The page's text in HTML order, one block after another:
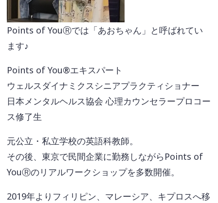
Points of YouⓇでは「あおちゃん」と呼ばれてい
ます♪
Points of You®エキスパート
ウェルスダイナミクスシニアプラクティショナー
日本メンタルヘルス協会 心理カウンセラープロコー
ス修了生
元公立・私立学校の英語科教師。
その後、東京で民間企業に勤務しながらPoints of
YouⓇのリアルワークショップを多数開催。
2019年よりフィリピン、マレーシア、キプロスへ移